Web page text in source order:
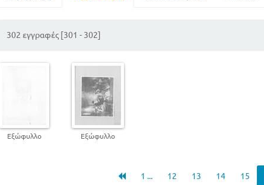
Ο ΔΙΓΕΝΗΣ ΑΚΡΙΤΑΣ Γ. Ν ΚΑΛΑΜΑΤΙΑΝΟΥ
ΟΙ ΠΕΝΤΕ ΑΙΣΘΗΣΕΙΣ Χ. ΑΝΝΙΝΟΥ
ΟΙ ΑΣΤΑΚΟΙ Α. ΜΩΡΑΙΤΙΔΗ
Σ ΕΥΧΑΡΙΣΤΩ ΘΕΕ ΜΟΥ Ι. ΠΟΛΕΜΗ
ΕΚ ΤΗΣ ΣΥΛΛΟΓΗΣ Ν. Α ΚΟΝΤΟΠΟΥΛΟΥ
Η ΣΗΜΕΙΑ Ι. ΠΟΛΕΜΗ
ΘΕΟΦΑΝΕΙΑ Ν. Α ΚΟΝΤΟΠΟΥΛΟΥ
302 εγγραφές [301 - 302]
Εξώφυλλο Εξώφυλλο
1 ... 12 13 14 15